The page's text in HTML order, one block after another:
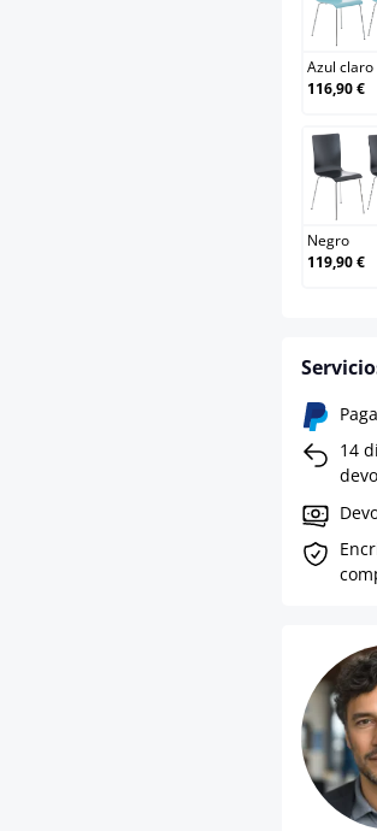
Azul claro
116,90 €
Negro
119,90 €
14